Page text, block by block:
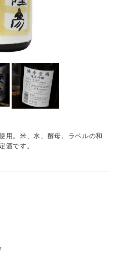
用。米、水、酵母、ラベルの和
酒です。